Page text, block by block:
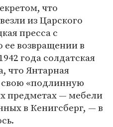
что
из Царского
пресса с
возвращении в
года солдатская
что Янтарная
свою «подлинную
предметах — мебели
в Кенигсберг, — в